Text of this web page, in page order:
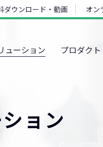
ダウンロード・動画 オン
ューション プロダクト
ョン